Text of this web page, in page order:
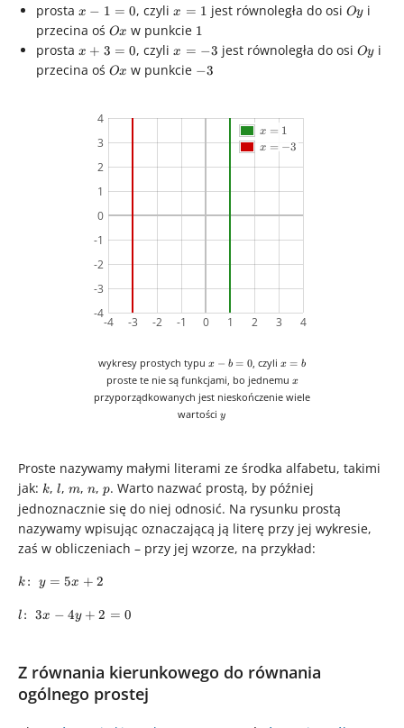
=
0
prosta x
-
=
0
x − 1 = 0, czylix
=
x = 1 jest równoległa do osi Oy
Oyi
przecina oś Ox
Ox w punkcie 11
prosta x
+
x + 3 = 0, czylix
=
x = −3 jest równoległa do osi Oy
Oyi
przecina oś Ox
Ox w punkcie -3
−3
0 1 2 3 4
-4 -3 -2 -1
0
1
2
3
4
-4
-3
-2
-1
x=1
x = 1
x=-3
x = −3
wykresy prostych typux
b
=
0
x − b = 0, czyli x
b
x = b
proste te nie są funkcjami, bo jednemu x
x
przyporządkowanych jest nieskończenie wiele
wartościy
y
Proste nazywamy małymi literami ze środka alfabetu, takimi
jak: k
k,ll, m
m, n
n, p
p. Warto nazwać prostą, by później
jednoznacznie się do niej odnosić. Na rysunku prostą
nazywamy wpisując oznaczającą ją literę przy jej wykresie,
zaś w obliczeniach – przy jej wzorze, na przykład:
k\colon\
k : y = 5x + 2
l\colon\
0
l : 3x − 4y + 2 = 0
Z równania kierunkowego do równania
ogólnego prostej